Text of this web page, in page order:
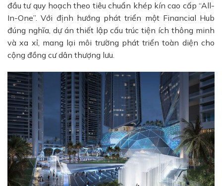
đầu tư quy hoạch theo tiêu chuẩn khép kín cao cấp “All-
In-One”. Với định hướng phát triển một Financial Hub
đúng nghĩa, dự án thiết lập cấu trúc tiện ích thông minh
và xa xỉ, mang lại môi trường phát triển toàn diện cho
cộng đồng cư dân thượng lưu.